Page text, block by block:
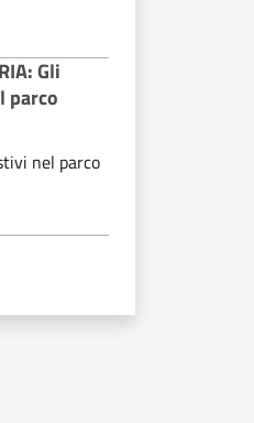
Gli
parco
nel parco